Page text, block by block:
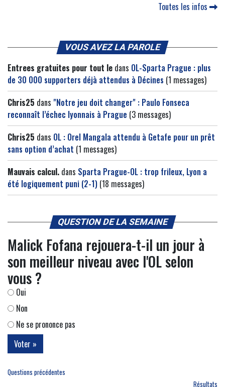
Toutes les infos
VOUS AVEZ LA PAROLE
Entrees gratuites pour tout le dans OL-Sparta Prague : plus
de 30 000 supporters déjà attendus à Décines (1 messages)
Chris25 dans "Notre jeu doit changer" : Paulo Fonseca
reconnaît l’échec lyonnais à Prague (3 messages)
Chris25 dans OL : Orel Mangala attendu à Getafe pour un prêt
sans option d’achat (1 messages)
Mauvais calcul. dans Sparta Prague-OL : trop frileux, Lyon a
été logiquement puni (2-1) (18 messages)
QUESTION DE LA SEMAINE
Malick Fofana rejouera-t-il un jour à
son meilleur niveau avec l'OL selon
vous ?
Oui
Non
Ne se prononce pas
Questions précédentes
Résultats